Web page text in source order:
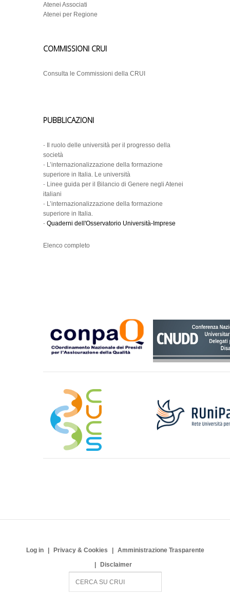
Atenei Associati
Atenei per Regione
COMMISSIONI CRUI
Consulta le Commissioni della CRUI
PUBBLICAZIONI
-
Il ruolo delle università per il progresso della
società
- L’internazionalizzazione della formazione
superiore in Italia. Le università
- Linee guida per il Bilancio di Genere negli Atenei
italiani
- L’internazionalizzazione della formazione
superiore in Italia.
- Quaderni dell'Osservatorio Università-Imprese
Elenco completo
Log in Privacy & Cookies
Amministrazione Trasparente
Disclaimer